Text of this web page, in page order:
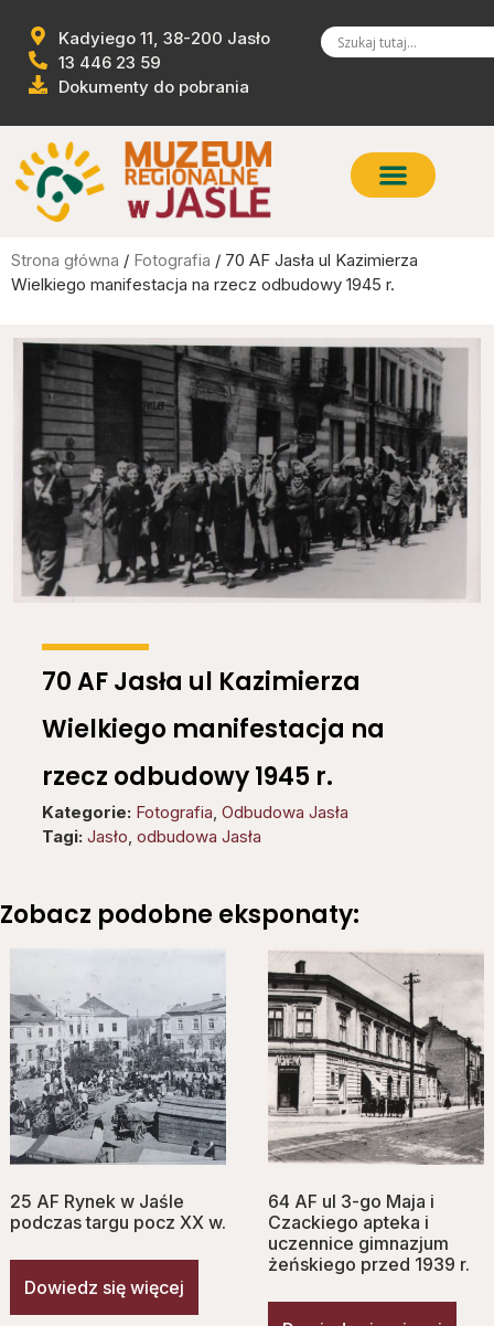
Kadyiego 11, 38-200 Jasło
13 446 23 59
Dokumenty do pobrania
Strona główna / Fotografia / 70 AF Jasła ul Kazimierza
Wielkiego manifestacja na rzecz odbudowy 1945 r.
70 AF Jasła ul Kazimierza
Wielkiego manifestacja na
rzecz odbudowy 1945 r.
Kategorie: Fotografia Odbudowa Jasła
Tagi: Jasło odbudowa Jasła
Zobacz podobne eksponaty:
25 AF Rynek w Jaśle
podczas targu pocz XX w.
Dowiedz się więcej
64 AF ul 3-go Maja i
Czackiego apteka i
uczennice gimnazjum
żeńskiego przed 1939 r.